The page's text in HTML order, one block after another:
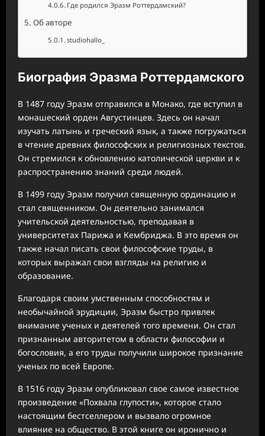
Где родился Эразм Роттердамский?
Об авторе
studiohallo_
Биография Эразма Роттердамского
В 1487 году Эразм отправился в Монако, где вступил в
монашеский орден Августинцев. Здесь он начал
изучать латынь и греческий язык, а также погружаться
в чтение древних философских и религиозных текстов.
Он стремился к обновлению католической церкви и к
распространению знаний среди людей.
В 1499 году Эразм получил священную ординацию и
стал священником. Он деятельно занимался
учительской деятельностью, преподавая в
университетах Парижа и Кембриджа. В это время он
также начал писать свои философские труды, в
которых выражал свои взгляды на религию и
образование.
Благодаря своим умственным способностям и
необычайной эрудиции, Эразм быстро привлек
внимание ученых и деятелей того времени. Он стал
признанным авторитетом в области философии и
богословия, а его труды получили широкое признание
ученых по всей Европе.
В 1516 году Эразм опубликовал свое самое известное
произведение «Похвала глупости», которое стало
настоящим бестселлером и вызвало огромное
влияние на общество. В этой книге он иронично и